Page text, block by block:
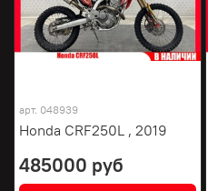
арт. 048939
Honda CRF250L , 2019
485000 руб